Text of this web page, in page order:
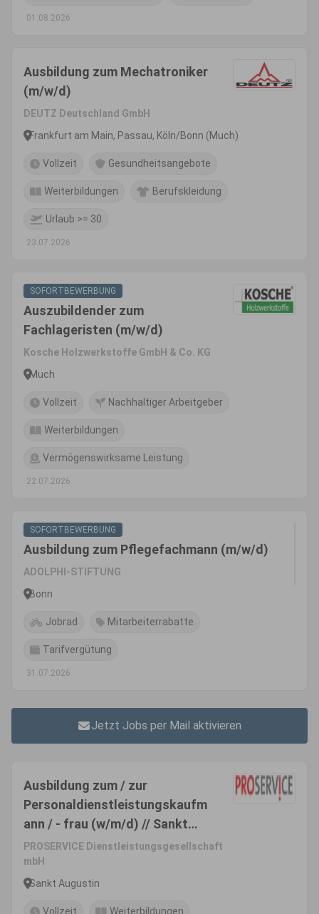
01.08.2026
Ausbildung zum Mechatroniker
(m/w/d)
DEUTZ Deutschland GmbH
Frankfurt am Main, Passau, Köln/Bonn (Much)
Vollzeit Gesundheitsangebote
Weiterbildungen Berufskleidung
Urlaub >= 30
23.07.2026
SOFORTBEWERBUNG
Auszubildender zum
Fachlageristen (m/w/d)
Kosche Holzwerkstoffe GmbH & Co. KG
Much
Vollzeit Nachhaltiger Arbeitgeber
Weiterbildungen
Vermögenswirksame Leistung
22.07.2026
SOFORTBEWERBUNG
Ausbildung zum Pflegefachmann (m/w/d)
ADOLPHI-STIFTUNG
Bonn
Jobrad Mitarbeiterrabatte
Tarifvergütung
31.07.2026
Jetzt Jobs per Mail aktivieren
Ausbildung zum / zur
Personaldienstleistungskaufm
ann / - frau (w/m/d) // Sankt
Augustin
PROSERVICE Dienstleistungsgesellschaft
mbH
Sankt Augustin
Vollzeit Weiterbildungen